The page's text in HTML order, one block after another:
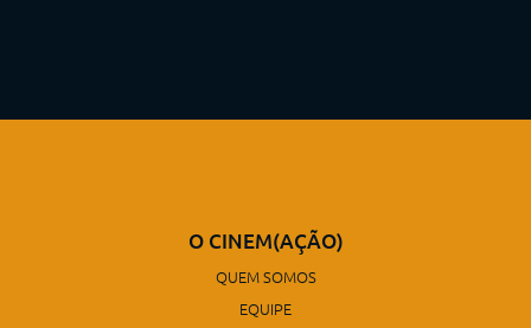
O CINEM(AÇÃO)
QUEM SOMOS
EQUIPE